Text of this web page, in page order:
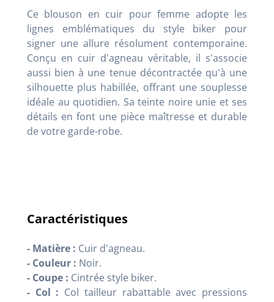
Ce blouson en cuir pour femme adopte les
lignes emblématiques du style biker pour
signer une allure résolument contemporaine.
Conçu en cuir d'agneau véritable, il s'associe
aussi bien à une tenue décontractée qu'à une
silhouette plus habillée, offrant une souplesse
idéale au quotidien. Sa teinte noire unie et ses
détails en font une pièce maîtresse et durable
de votre garde-robe.
Caractéristiques
- Matière : Cuir d'agneau.
- Couleur : Noir.
- Coupe : Cintrée style biker.
- Col : Col tailleur rabattable avec pressions